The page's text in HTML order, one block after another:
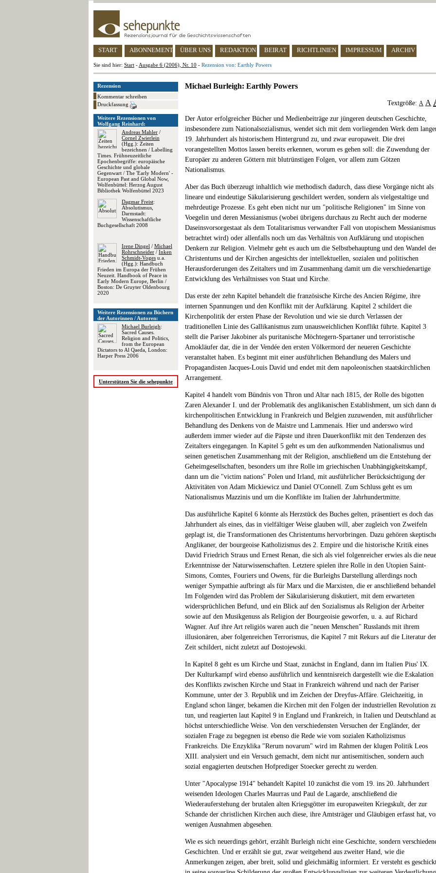
START ABONNEMENT ÜBER UNS REDAKTION BEIRAT RICHTLINIEN IMPRESSUM ARCHIV
Sie sind hier: Start - Ausgabe 6 (2006), Nr. 10 - Rezension von: Earthly Powers
Rezension
Kommentar schreiben
Druckfassung
Weitere Rezensionen von
Wolfgang Reinhard:
Andreas Mahler /
Cornel Zwierlein
(Hgg.): Zeiten
bezeichnen / Labelling
Times. Frühneuzeitliche
Epochenbegriffe: europäische
Geschichte und globale
Gegenwart / The 'Early Modern' -
European Past and Global Now,
Wolfenbüttel: Herzog August
Bibliothek Wolfenbüttel 2023
Dagmar Freist:
Absolutismus,
Darmstadt:
Wissenschaftliche
Buchgesellschaft 2008
Irene Dingel / Michael
Rohrschneider / Inken
Schmidt-Voges u.a.
(Hgg.): Handbuch
Frieden im Europa der Frühen
Neuzeit. Handbook of Peace in
Early Modern Europe, Berlin /
Boston: De Gruyter Oldenbourg
2020
Weitere Rezensionen zu Büchern
der Autorinnen / Autoren:
Michael Burleigh:
Sacred Causes.
Religion and Politics,
from the European
Dictators to Al Qaeda, London:
Harper Press 2006
Unterstützen Sie die sehepunkte
Michael Burleigh: Earthly Powers
Textgröße: A A
Der Autor erfolgreicher Bücher und Medienbeiträge zur jüngeren deutschen Geschichte,
insbesondere zum Nationalsozialismus, wendet sich mit dem vorliegenden Werk dem
19. Jahrhundert als historischem Hintergrund zu, und zwar europaweit. Die drei
vorangestellten Mottos lassen bereits erkennen, worum es gehen soll: die Zuwendung der
Europäer zu anderen Göttern mit blutrünstigen Folgen, vor allem zum Götzen
Nationalismus.
Aber das Buch überzeugt inhaltlich wie methodisch dadurch, dass diese Vorgänge nicht als
lineare und eindeutige Säkularisierung geschildert werden, sondern als vielgestaltige und
mehrdeutige Prozesse. Es geht eben nicht nur um "politische Religionen" im Sinne von
Voegelin und deren Messianismus (wobei übrigens durchaus zu Recht auch der moderne
Daseinsvorsorgestaat als dem Totalitarismus verwandter Fall von utopischem Messianismus
betrachtet wird) oder allenfalls noch um das Verhältnis von Aufklärung und utopischen
Denkern zur Religion. Vielmehr geht es auch um die Selbstbehauptung und den Wandel
Christentums und der Kirchen angesichts der intellektuellen, sozialen und politischen
Herausforderungen des Zeitalters und im Zusammenhang damit um die verschiedenartige
Entwicklung des Verhältnisses von Staat und Kirche.
Das erste der zehn Kapitel behandelt die französische Kirche des Ancien Régime, ihre
internen Spannungen und den Konflikt mit der Aufklärung. Kapitel 2 schildert die
Kirchenpolitik der ersten Phase der Revolution und wie sie durch Verlassen der
traditionellen Linie des Gallikanismus zum unausweichlichen Konflikt führte. Kapitel 3
stellt die Pariser Jakobiner als puritanische Möchtegern-Spartaner und terroristische
Amokläufer dar, die in der Vendée den ersten Völkermord der neueren Geschichte
veranstaltet haben. Es beginnt mit einer ausführlichen Behandlung des Malers und
Propagandisten Jacques-Louis David und endet mit dem napoleonischen staatskirchlichen
Arrangement.
Kapitel 4 handelt vom Bündnis von Thron und Altar nach 1815, der Rolle des bigotten
Zaren Alexander I. und der Problematik des anglikanischen Establishment, um sich dann
kirchenpolitischen Entwicklung in Frankreich und Belgien zuzuwenden, mit ausführlicher
Behandlung des Denkens von de Maistre und Lammenais. Hier und anderswo wird
außerdem immer wieder auf die Päpste und ihren Dauerkonflikt mit den Tendenzen des
Zeitalters eingegangen. In Kapitel 5 geht es um den aufkommenden Nationalismus und
seinen genetischen Zusammenhang mit der Religion, anschließend um die Entstehung der
Geheimgesellschaften, besonders um ihre Rolle im griechischen Unabhängigkeitskampf,
dann um die "victim nations" Polen und Irland, mit ausführlicher Berücksichtigung der
Aktivitäten von Adam Mickiewicz und Daniel O'Connell. Zum Schluss geht es um
Nationalismus Mazzinis und um die Konflikte im Italien der Jahrhundertmitte.
Das ausführliche Kapitel 6 könnte als Herzstück des Buches gelten, präsentiert es doch das
Jahrhundert als eines, das in vielfältiger Weise glauben will, aber zugleich von Zweifeln
geplagt ist, die Transformationen des Christentums hervorbringen. Dazu gehören
Anglikaner, der bourgeoise Katholizismus des 2. Empire und die historische Kritik eines
David Friedrich Straus und Ernest Renan, die sich als viel folgenreicher erwies als die
Erkenntnisse der Naturwissenschaften. Letztere spielen ihre Rolle in den Utopien Saint-
Simons, Comtes, Fouriers und Owens, für die Burleighs Darstellung allerdings noch
weniger Sympathie aufbringt als für Marx und die Marxisten, die er anschließend
Im Folgenden wird das Problem der Säkularisierung diskutiert, mit dem erwarteten
widersprüchlichen Befund, und ein Blick auf den Sozialismus als Religion der Arbeiter
sowie auf den Musikgenuss als Religion der Bourgeoisie geworfen, u. a. auf Richard
Wagner. Auf ihre Art religiös waren auch die "neuen Menschen" Russlands mit ihrem
illusionären, aber folgenreichen Terrorismus, die Kapitel 7 mit Rekurs auf die Literatur der
Zeit schildert, nicht zuletzt auf Dostojewski.
In Kapitel 8 geht es um Kirche und Staat, zunächst in England, dann im Italien Pius' IX.
Der Kulturkampf wird ebenso ausführlich und kenntnisreich dargestellt wie die Eskalation
des Konflikts zwischen Kirche und Staat in Frankreich während und nach der Pariser
Kommune, unter der 3. Republik und im Zeichen der Dreyfus-Affäre. Gleichzeitig, in
England schon länger, bekamen die Kirchen mit den Folgen der industriellen Revolution
tun, und reagierten laut Kapitel 9 in England und Frankreich, in Italien und Deutschland
höchst unterschiedliche Weise. Von den verschiedensten Versuchen der Engländer, der
sozialen Frage zu begegnen ist ebenso die Rede wie vom sozialen Katholizismus
Frankreichs. Die Enzyklika "Rerum novarum" wird im Rahmen der klugen Politik Leos
XIII. analysiert und ein Versuch gemacht, dem nicht nur antisemitischen, sondern auch
sozial engagierten deutschen Hofprediger Stoecker gerecht zu werden.
Unter "Apocalypse 1914" behandelt Kapitel 10 zunächst die vom 19. ins 20. Jahrhundert
weisenden Ideologen Charles Maurras und Paul de Lagarde, anschließend die
Wiederauferstehung der brutalen alten Kriegsgötter im europaweiten Kriegskult, der zur
Schande der christlichen Kirchen auch diese, ihre Amtsträger und Gläubigen erfasst hat,
wenigen Ausnahmen abgesehen.
Wie es sich neuerdings gehört, erzählt Burleigh nicht eine Geschichte, sondern
Geschichten. Und er erzählt sie gut, zwar weitgehend aus zweiter Hand, wie die
Anmerkungen zeigen, aber breit, solid und gleichmäßig informiert. Er versteht es